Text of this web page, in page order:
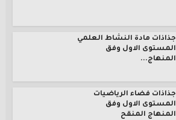
جذاذات مادة النشاط العلمي
المستوى الاول وفق
المنهاج...
جذاذات فضاء الرياضيات
المستوى الاول وفق
المنهاج المنقح